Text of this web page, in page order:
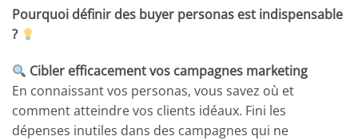
Pourquoi définir des buyer personas est indispensable
?
Cibler efficacement vos campagnes marketing
En connaissant vos personas, vous savez où et
comment atteindre vos clients idéaux. Fini les
dépenses inutiles dans des campagnes qui ne